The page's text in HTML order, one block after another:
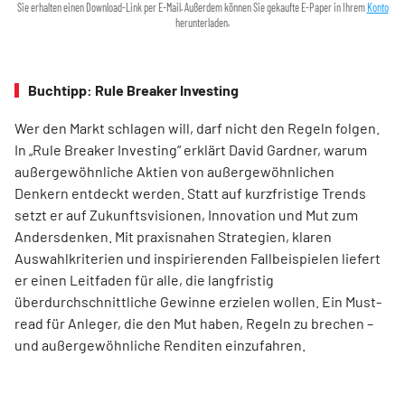
Sie erhalten einen Download-Link per E-Mail. Außerdem können Sie gekaufte E-Paper in Ihrem Konto
herunterladen.
Buchtipp: Rule Breaker Investing
Wer den Markt schlagen will, darf nicht den Regeln folgen.
In „Rule Breaker Investing“ erklärt David Gardner, warum
außergewöhnliche Aktien von außer­gewöhnlichen
Denkern entdeckt werden. Statt auf kurzfristige Trends
setzt er auf Zukunftsvisionen, Innovation und Mut zum
Andersdenken. Mit praxisnahen Strategien, klaren
Auswahlkriterien und inspirierenden Fallbeispielen liefert
er einen Leit­faden für alle, die langfristig
überdurchschnittliche Gewinne erzielen wollen. Ein Must-
read für Anleger, die den Mut haben, Regeln zu brechen –
und außergewöhnliche Renditen einzufahren.